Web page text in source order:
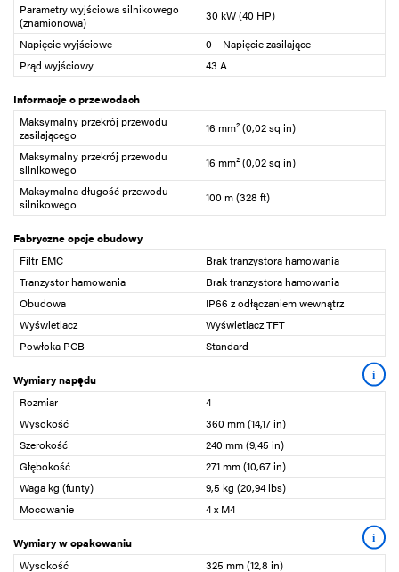
Parametry wyjściowa silnikowego
(znamionowa)
30 kW (40 HP)
Napięcie wyjściowe
0 – Napięcie zasilające
Prąd wyjściowy
43 A
Informacje o przewodach
Maksymalny przekrój przewodu
zasilającego
16 mm² (0,02 sq in)
Maksymalny przekrój przewodu
silnikowego
16 mm² (0,02 sq in)
Maksymalna długość przewodu
silnikowego
100 m (328 ft)
Fabryczne opcje obudowy
Filtr EMC
Brak tranzystora hamowania
Tranzystor hamowania
Brak tranzystora hamowania
Obudowa
IP66 z odłączaniem wewnątrz
Wyświetlacz
Wyświetlacz TFT
Powłoka PCB
Standard
Wymiary napędu i
Rozmiar
4
Wysokość
360 mm (14,17 in)
Szerokość
240 mm (9,45 in)
Głębokość
271 mm (10,67 in)
Waga kg (funty)
9,5 kg (20,94 lbs)
Mocowanie
4 x M4
Wymiary w opakowaniu i
Wysokość
325 mm (12,8 in)